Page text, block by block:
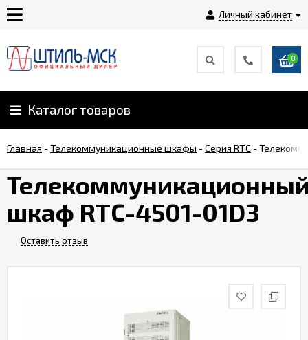
Личный кабинет
Главная
О
Монтаж
0
Каталог товаров
Главная -Телекоммуникационные шкафы -Серия RTC -
шкаф RTC-4501-01D3
Оставить отзыв